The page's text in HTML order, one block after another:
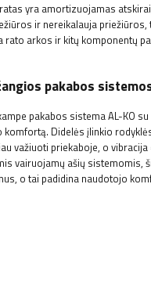
yra amortizuojamas
ir nereikalauja
rato arkos ir kitų komponentų
pakabos
pakabos sistema AL-KO
Didelės įlinkio
važiuoti priekaboje, o vibracija
vairuojamų ašių sistemomis,
o tai padidina naudotojo